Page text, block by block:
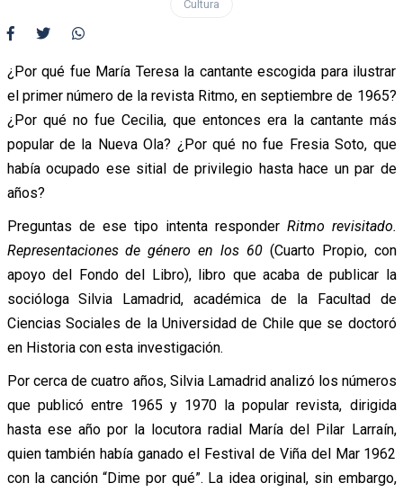
Cultura
¿Por qué fue María Teresa la cantante escogida para ilustrar
el primer número de la revista Ritmo, en septiembre de 1965?
¿Por qué no fue Cecilia, que entonces era la cantante más
popular de la Nueva Ola? ¿Por qué no fue Fresia Soto, que
había ocupado ese sitial de privilegio hasta hace un par de
años?
Preguntas de ese tipo intenta responder Ritmo revisitado.
Representaciones de género en los 60 (Cuarto Propio, con
apoyo del Fondo del Libro), libro que acaba de publicar la
socióloga Silvia Lamadrid, académica de la Facultad de
Ciencias Sociales de la Universidad de Chile que se doctoró
en Historia con esta investigación.
Por cerca de cuatro años, Silvia Lamadrid analizó los números
que publicó entre 1965 y 1970 la popular revista, dirigida
hasta ese año por la locutora radial María del Pilar Larraín,
quien también había ganado el Festival de Viña del Mar 1962
con la canción “Dime por qué”. La idea original, sin embargo,